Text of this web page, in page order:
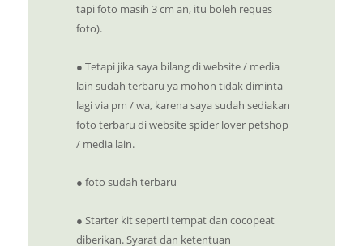
tapi foto masih 3 cm an, itu boleh reques
foto).
● Tetapi jika saya bilang di website / media
lain sudah terbaru ya mohon tidak diminta
lagi via pm / wa, karena saya sudah sediakan
foto terbaru di website spider lover petshop
/ media lain.
● foto sudah terbaru
● Starter kit seperti tempat dan cocopeat
diberikan. Syarat dan ketentuan